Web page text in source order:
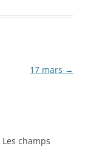
17 mars →
Les champs